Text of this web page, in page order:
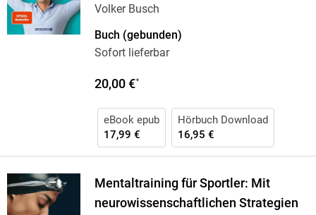
Volker Busch
Buch (gebunden)
Sofort lieferbar
20,00 €*
eBook epub
17,99 €
Hörbuch Download
16,95 €
Mentaltraining für Sportler: Mit
neurowissenschaftlichen Strategien